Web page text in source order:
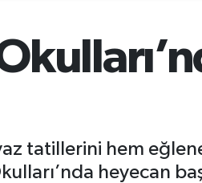
tatillerini hem
heyecan